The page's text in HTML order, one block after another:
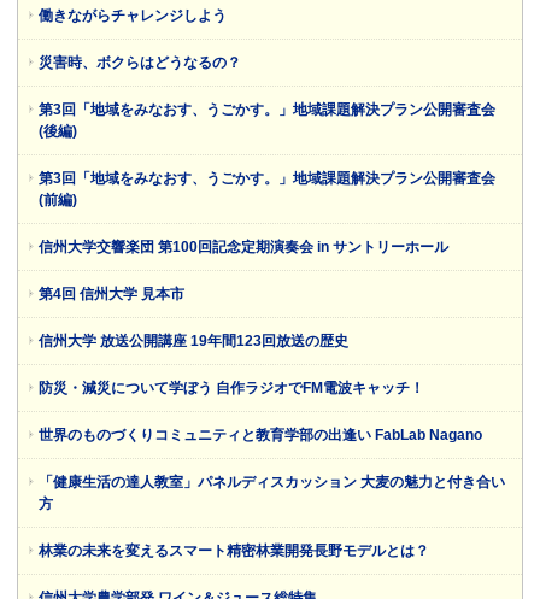
働きながらチャレンジしよう
災害時、ボクらはどうなるの？
第3回「地域をみなおす、うごかす。」地域課題解決プラン公開審査会
(後編)
第3回「地域をみなおす、うごかす。」地域課題解決プラン公開審査会
(前編)
信州大学交響楽団 第100回記念定期演奏会 in サントリーホール
第4回 信州大学 見本市
信州大学 放送公開講座 19年間123回放送の歴史
防災・減災について学ぼう 自作ラジオでFM電波キャッチ！
世界のものづくりコミュニティと教育学部の出逢い FabLab Nagano
「健康生活の達人教室」パネルディスカッション 大麦の魅力と付き合い
方
林業の未来を変えるスマート精密林業開発長野モデルとは？